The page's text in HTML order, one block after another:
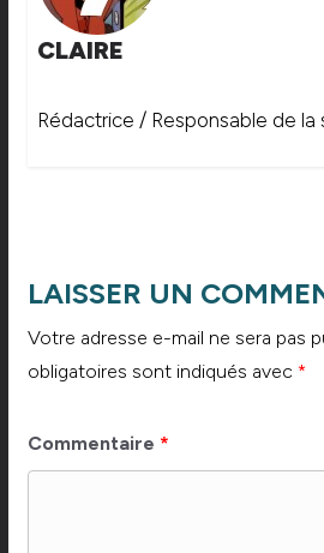
CLAIRE
Rédactrice / Responsable de la
LAISSER UN
Votre adresse e-mail ne sera pas
obligatoires sont indiqués avec *
Commentaire *